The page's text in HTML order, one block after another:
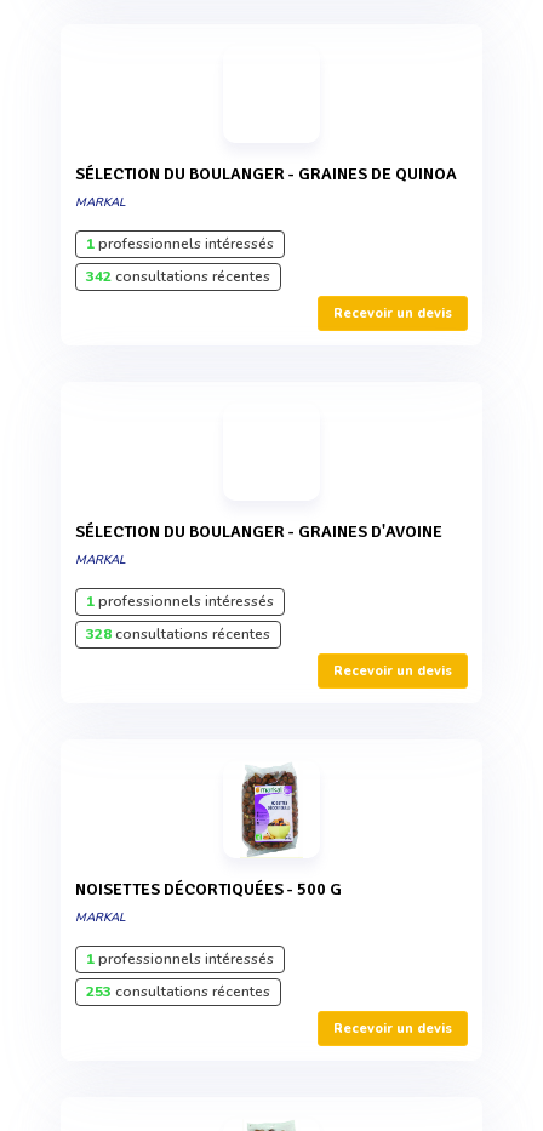
SÉLECTION DU BOULANGER - GRAINES DE QUINOA
MARKAL
1professionnels intéressés
342consultations récentes
Recevoir un devis
SÉLECTION DU BOULANGER - GRAINES D'AVOINE
MARKAL
1professionnels intéressés
328consultations récentes
Recevoir un devis
NOISETTES DÉCORTIQUÉES - 500 G
MARKAL
1professionnels intéressés
253 consultations récentes
Recevoir un devis